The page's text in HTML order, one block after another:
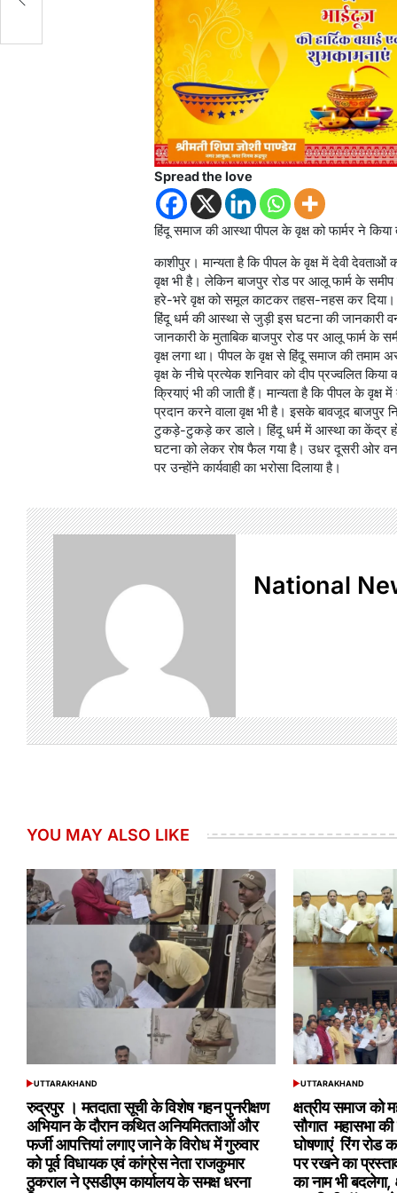
Spread the love
हिंदू समाज की आस्था पीपल के वृक्ष को फार्मर ने
काशीपुर। मान्यता है कि पीपल के वृक्ष में देवी
वृक्ष भी है। लेकिन बाजपुर रोड पर आलू फार्म के समीप
हरे-भरे वृक्ष को समूल काटकर तहस-नहस कर दिया।
हिंदू धर्म की आस्था से जुड़ी इस घटना की जानकारी
जानकारी के मुताबिक बाजपुर रोड पर आलू फार्म के
वृक्ष लगा था। पीपल के वृक्ष से हिंदू समाज की तमाम
वृक्ष के नीचे प्रत्येक शनिवार को दीप प्रज्वलित
क्रियाएं भी की जाती हैं। मान्यता है कि पीपल के
प्रदान करने वाला वृक्ष भी है। इसके बावजूद बाजपुर
टुकड़े-टुकड़े कर डाले। हिंदू धर्म में आस्था का केंद्र
घटना को लेकर रोष फैल गया है। उधर दूसरी ओर
पर उन्होंने कार्यवाही का भरोसा दिलाया है।
National
YOU MAY ALSO LIKE
POSTED
UTTARAKHAND
रुद्रपुर । मतदाता सूची के विशेष गहन पुनरीक्षण
अभियान के दौरान कथित अनियमितताओं और
फर्जी आपत्तियां लगाए जाने के विरोध में गुरुवार
को पूर्व विधायक एवं कांग्रेस नेता राजकुमार
ठुकराल ने एसडीएम कार्यालय के समक्ष धरना
POSTED
UTTARAKHAND
क्षत्रीय समाज को
सौगात महासभा
घोषणाएं रिंग रोड
पर रखने का
का नाम भी